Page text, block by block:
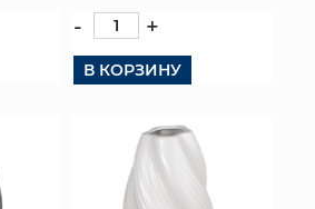
- +
В КОРЗИНУ